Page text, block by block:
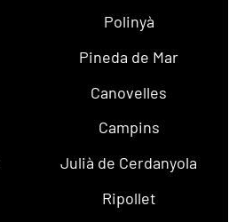
Polinyà
Pineda de Mar
Canovelles
Campins
Julià de Cerdanyola
Ripollet